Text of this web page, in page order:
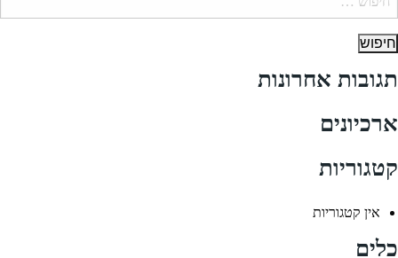
תגובות אחרונות
ארכיונים
קטגוריות
אין קטגוריות
כלים